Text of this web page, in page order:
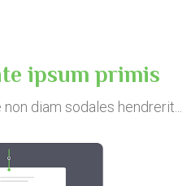
ipsum primis
diam sodales hendrerit...